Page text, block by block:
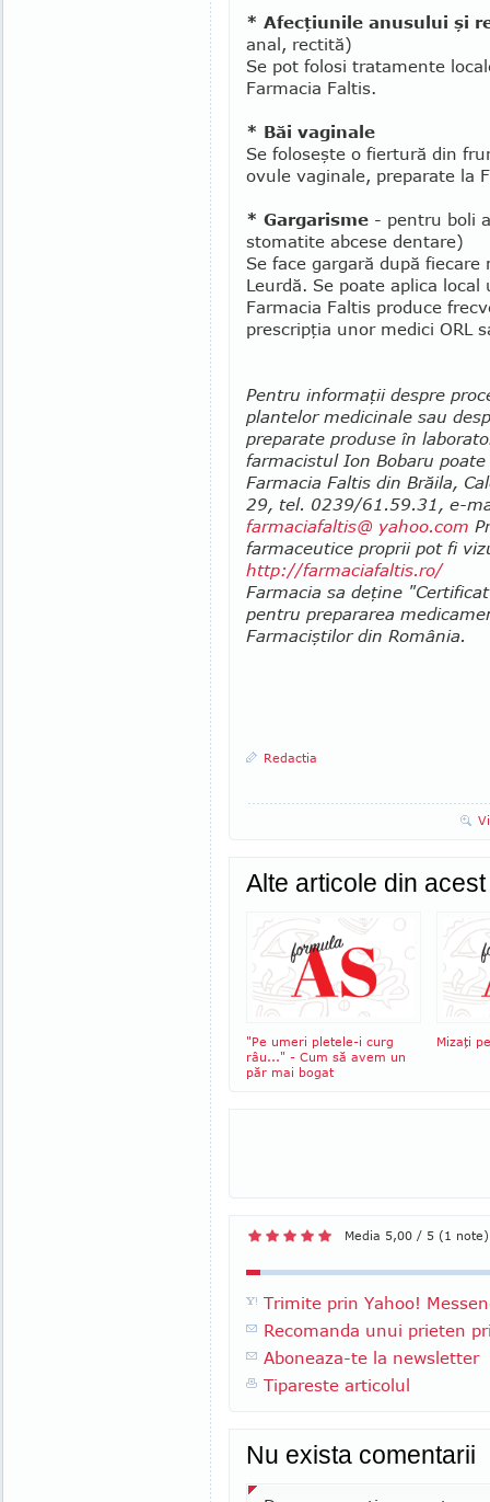
* Afecţiunile anusului şi
anal, rectită)
Se pot folosi tratamente
Farmacia Faltis.
* Băi vaginale
Se foloseşte o fiertură din
ovule vaginale, preparate la
* Gargarisme - pentru boli
stomatite abcese dentare)
Se face gargară după
Leurdă. Se poate aplica
Farmacia Faltis produce
prescripţia unor medici ORL
Pentru informaţii despre
plantelor me­dicinale sau
preparate produse în
farmacistul Ion Bobaru
Farmacia Faltis din Brăila,
29, tel. 0239/61.59.31, e-
farmaciafaltis@ yahoo.com
farmaceutice proprii pot fi
http://farmaciafaltis.ro/
Farmacia sa deţine
pentru prepararea
Farmaciştilor din România.
Redactia
Alte articole din
"Pe umeri pletele-i curg
râu..." - Cum să avem un
păr mai bogat
Mizaţi
Media 5,00 / 5 (1 note)
Trimite prin Yahoo!
Recomanda unui prieten
Aboneaza-te la newsletter
Tipareste articolul
Nu exista comentarii